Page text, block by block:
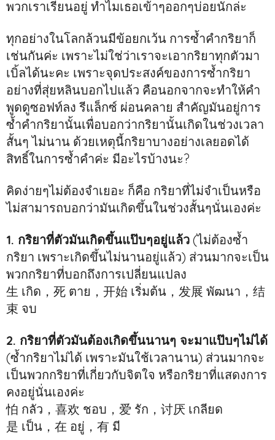
พวกเราเรียนอยู่ ทำไมเธอเข้าๆออกๆบ่อยนักล่ะ
ทุกอย่างในโลกล้วนมีข้อยกเว้น การซ้ำคำกริยาก็
เช่นกันค่ะ เพราะไม่ใช่ว่าเราจะเอากริยาทุกตัวมา
เบิ้ลได้นะคะ เพราะจุดประสงค์ของการซ้ำกริยา
อย่างที่สุ่ยหลินบอกไปแล้ว คือนอกจากจะทำให้คำ
พูดดูซอฟท์ลง รีแล็กซ์ ผ่อนคลาย สำคัญมันอยู่การ
ซ้ำคำกริยานั้นเพื่อบอกว่ากริยานั้นเกิดในช่วงเวลา
สั้นๆ ไม่นาน ด้วยเหตุนี้กริยาบางอย่างเลยอดได้
สิทธิ์ในการซ้ำคำค่ะ มีอะไรบ้างนะ?
คิดง่ายๆไม่ต้องจำเยอะ ก็คือ กริยาที่ไม่จำเป็นหรือ
ไม่สามารถบอกว่ามันเกิดขึ้นในช่วงสั้นๆนั่นเองค่ะ
1. กริยาที่ตัวมันเกิดขึ้นแป๊บๆอยู่แล้ว (ไม่ต้องซ้ำ
กริยา เพราะเกิดขึ้นไม่นานอยู่แล้ว) ส่วนมากจะเป็น
พวกกริยาที่บอกถึงการเปลี่ยนแปลง
生 เกิด，死 ตาย，开始 เริ่มต้น，发展 พัฒนา，结
束 จบ
2. กริยาที่ตัวมันต้องเกิดขึ้นนานๆ จะมาแป๊บๆไม่ได้
(ซ้ำกริยาไม่ได้ เพราะมันใช้เวลานาน) ส่วนมากจะ
เป็นพวกกริยาที่เกี่ยวกับจิตใจ หรือกริยาที่แสดงการ
คงอยู่นั่นเองค่ะ
怕 กลัว，喜欢 ชอบ，爱 รัก，讨厌 เกลียด
是 เป็น，在 อยู่，有 มี